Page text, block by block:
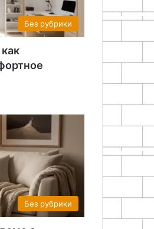
Без рубрики
Без рубрики